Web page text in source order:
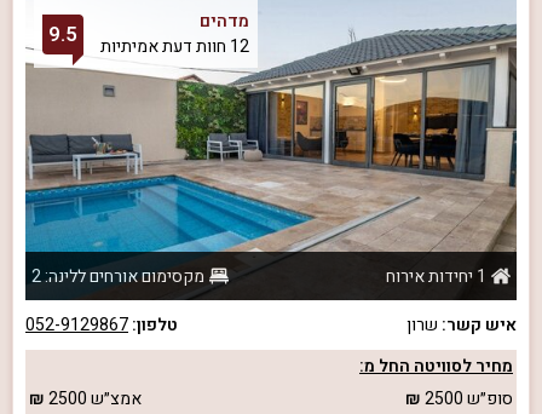
מדהים
12 חוות דעת אמיתיות
9.5
1 יחידות אירוח
מקסימום אורחים ללינה: 2
איש קשר: שרון טלפון:052-9129867
מחיר לסוויטה החל מ:
סופ״ש2500 אמצ״ש2500